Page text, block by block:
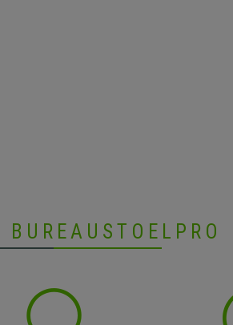
BUREAUSTOELPRO